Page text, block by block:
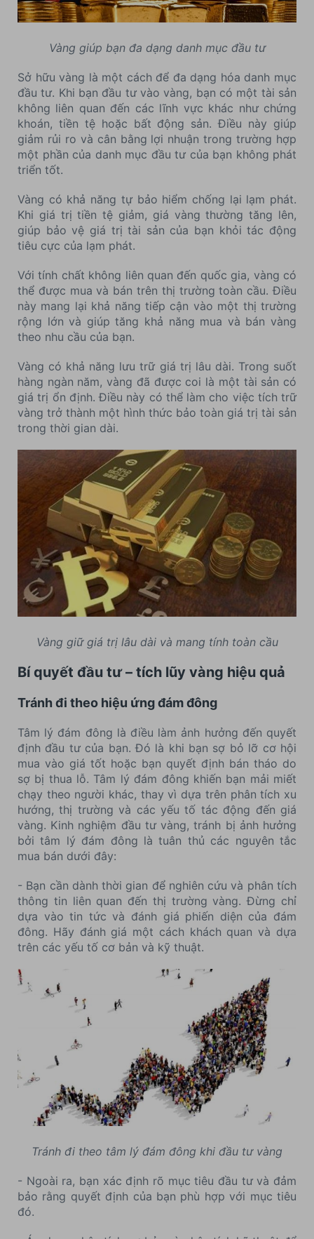
Vàng giúp bạn đa dạng danh mục đầu tư
Sở hữu vàng là một cách để đa dạng hóa danh mục
đầu tư. Khi bạn đầu tư vào vàng, bạn có một tài sản
không liên quan đến các lĩnh vực khác như chứng
khoán, tiền tệ hoặc bất động sản. Điều này giúp
giảm rủi ro và cân bằng lợi nhuận trong trường hợp
một phần của danh mục đầu tư của bạn không phát
triển tốt.
Vàng có khả năng tự bảo hiểm chống lại lạm phát.
Khi giá trị tiền tệ giảm, giá vàng thường tăng lên,
giúp bảo vệ giá trị tài sản của bạn khỏi tác động
tiêu cực của lạm phát.
Với tính chất không liên quan đến quốc gia, vàng có
thể được mua và bán trên thị trường toàn cầu. Điều
này mang lại khả năng tiếp cận vào một thị trường
rộng lớn và giúp tăng khả năng mua và bán vàng
theo nhu cầu của bạn.
Vàng có khả năng lưu trữ giá trị lâu dài. Trong suốt
hàng ngàn năm, vàng đã được coi là một tài sản có
giá trị ổn định. Điều này có thể làm cho việc tích trữ
vàng trở thành một hình thức bảo toàn giá trị tài sản
trong thời gian dài.
Vàng giữ giá trị lâu dài và mang tính toàn cầu
Bí quyết đầu tư – tích lũy vàng hiệu quả
Tránh đi theo hiệu ứng đám đông
Tâm lý đám đông là điều làm ảnh hưởng đến quyết
định đầu tư của bạn. Đó là khi bạn sợ bỏ lỡ cơ hội
mua vào giá tốt hoặc bạn quyết định bán tháo do
sợ bị thua lỗ. Tâm lý đám đông khiến bạn mải miết
chạy theo người khác, thay vì dựa trên phân tích xu
hướng, thị trường và các yếu tố tác động đến giá
vàng. Kinh nghiệm đầu tư vàng, tránh bị ảnh hưởng
bởi tâm lý đám đông là tuân thủ các nguyên tắc
mua bán dưới đây:
- Bạn cần dành thời gian để nghiên cứu và phân tích
thông tin liên quan đến thị trường vàng. Đừng chỉ
dựa vào tin tức và đánh giá phiến diện của đám
đông. Hãy đánh giá một cách khách quan và dựa
trên các yếu tố cơ bản và kỹ thuật.
Tránh đi theo tâm lý đám đông khi đầu tư vàng
- Ngoài ra, bạn xác định rõ mục tiêu đầu tư và đảm
bảo rằng quyết định của bạn phù hợp với mục tiêu
đó.